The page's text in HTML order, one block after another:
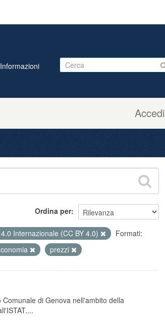
Accedi
Informazioni
Ordina per
Internazionale (CC BY 4.0)
Formati:
prezzi
di Genova nell'ambito della